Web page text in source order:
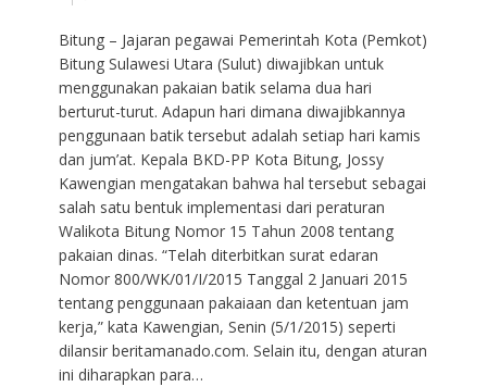
Bitung – Jajaran pegawai Pemerintah Kota (Pemkot)
Bitung Sulawesi Utara (Sulut) diwajibkan untuk
menggunakan pakaian batik selama dua hari
berturut-turut. Adapun hari dimana diwajibkannya
penggunaan batik tersebut adalah setiap hari kamis
dan jum’at. Kepala BKD-PP Kota Bitung, Jossy
Kawengian mengatakan bahwa hal tersebut sebagai
salah satu bentuk implementasi dari peraturan
Walikota Bitung Nomor 15 Tahun 2008 tentang
pakaian dinas. “Telah diterbitkan surat edaran
Nomor 800/WK/01/I/2015 Tanggal 2 Januari 2015
tentang penggunaan pakaiaan dan ketentuan jam
kerja,” kata Kawengian, Senin (5/1/2015) seperti
dilansir beritamanado.com. Selain itu, dengan aturan
ini diharapkan para…